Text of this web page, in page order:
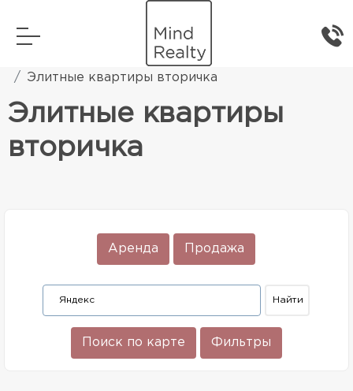
Элитная жилая недвижимость
Элитные квартиры вторичка
Элитные квартиры
вторичка
Аренда Продажа
Поиск по карте Фильтры